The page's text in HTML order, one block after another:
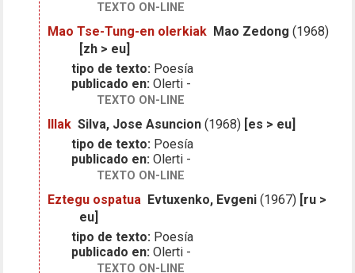
TEXTO ON-LINE
Mao Tse-Tung-en olerkiak Mao Zedong (1968)
[zh > eu]
tipo de texto: Poesía
publicado en: Olerti -
TEXTO ON-LINE
Illak Silva, Jose Asuncion (1968) [es > eu]
tipo de texto: Poesía
publicado en: Olerti -
TEXTO ON-LINE
Eztegu ospatua Evtuxenko, Evgeni (1967) [ru >
eu]
tipo de texto: Poesía
publicado en: Olerti -
TEXTO ON-LINE